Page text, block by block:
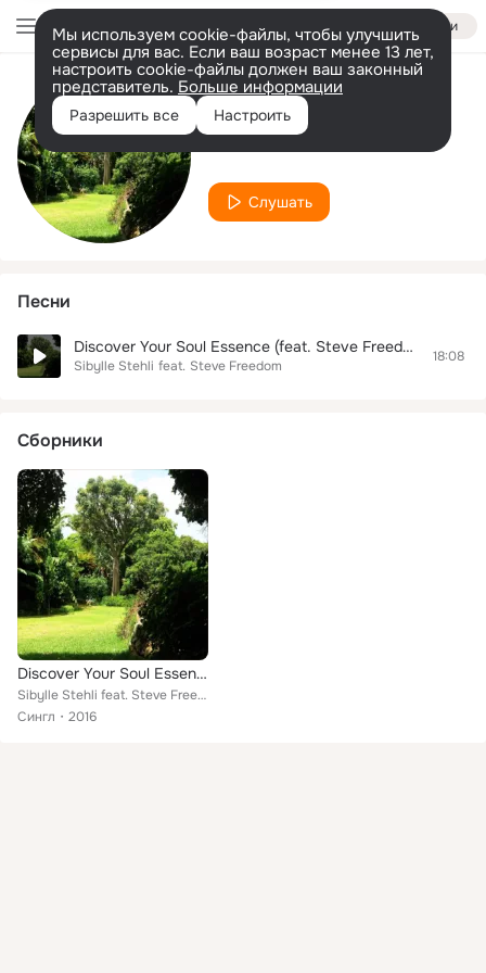
Войти
Мы используем cookie-файлы, чтобы улучшить
сервисы для вас. Если ваш возраст менее 13 лет,
настроить cookie-файлы должен ваш законный
представитель. Больше информации
Разрешить все Настроить
Исполнитель
Steve Freedom
Слушать
Песни
Discover Your Soul Essence (feat. Steve Freedom)
Sibylle Stehli feat. Steve Freedom
18:08
Сборники
Discover Your Soul Essence (feat. Steve Freedom)
Sibylle Stehli feat. Steve Freedom
Сингл
2016